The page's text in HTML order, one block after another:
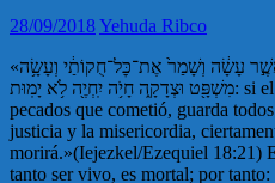
28/09/2018Yehuda Ribco
«וְהָֽרָשָׁ֗ע כִּ֤י יָשׁוּב֙ מִכׇּל־חַטֹּאתָו֙ אֲשֶׁ֣ר עָשָׂ֔ה וְשָׁמַר֙ אֶת־כׇּל־חֻקוֹתַ֔י וְעָשָׂ֥ה
מִשְׁפָּ֖ט וּצְדָקָ֑ה חָיֹ֥ה יִֽחְיֶ֖ה לֹ֥א יָמֽוּת: si el impío se aparta de todos sus
pecados que cometió, guarda
justicia y la misericordia,
morirá.»(Iejezkel/Ezequiel 18:21)
tanto ser vivo, es mortal; por